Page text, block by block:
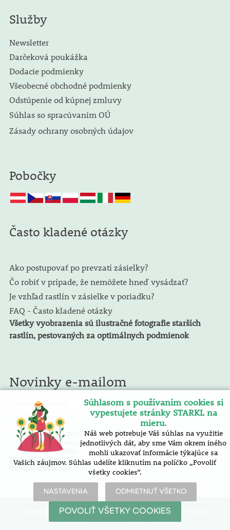
Služby
Newsletter
Darčeková poukážka
Dodacie podmienky
Všeobecné obchodné podmienky
Odstúpenie od kúpnej zmluvy
Súhlas so spracúvaním OÚ
Zásady ochrany osobných údajov
Pobočky
Často kladené otázky
Ako postupovať po prevzatí zásielky?
Čo robiť v prípade, že nemôžete hneď vysádzať?
Je vzhľad rastlín v zásielke v poriadku?
FAQ - Často kladené otázky
Všetky vyobrazenia sú ilustračné fotografie starších
rastlín, pestovaných za optimálnych podmienok
Novinky e-mailom
Súhlasím sospracovaním osobných údajov. E-mailový
spravodaj zasielame zadarmo. Pokyny pre zrušenie nájdete v každom
e-mailu spravodajcu.
| vyhlásenie o prístupnosti |
nastavenie cookies
Vytvořilo SOFICO-CZ, a.s.
Súhlasom s používaním cookies si
vypestujete stránky STARKL na
mieru.
Náš web potrebuje Váš súhlas na využitie
jednotlivých dát, aby sme Vám okrem iného
mohli ukazovať informácie týkajúce sa
Vašich záujmov. Súhlas udelíte kliknutím na políčko „Povoliť
všetky cookies“.
NASTAVENIA ODMIETNUŤ VŠETKO
POVOLIŤ VŠETKY COOKIES